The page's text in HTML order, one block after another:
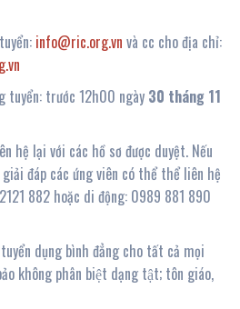
info@ric.org.vn và cc cho địa chỉ:
tuyển: trước 12h00 ngày 30 tháng 11
hệ lại với các hồ sơ được duyệt. Nếu
đáp các ứng viên có thể thể liên hệ
882 hoặc di động: 0989 881 890
dụng bình đẳng cho tất cả mọi
không phân biệt dạng tật; tôn giáo,